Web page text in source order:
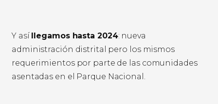
Y así llegamos hasta 2024: nueva
administración distrital pero los mismos
requerimientos por parte de las comunidades
asentadas en el Parque Nacional.